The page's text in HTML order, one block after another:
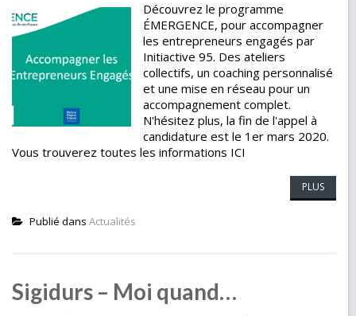
Découvrez le programme
ÉMERGENCE, pour accompagner
les entrepreneurs engagés par
Initiactive 95. Des ateliers
collectifs, un coaching personnalisé
et une mise en réseau pour un
accompagnement complet.
N'hésitez plus, la fin de l'appel à
candidature est le 1er mars 2020.
Vous trouverez toutes les informations ICI
PLUS
Publié dans Actualités
Sigidurs – Moi quand…